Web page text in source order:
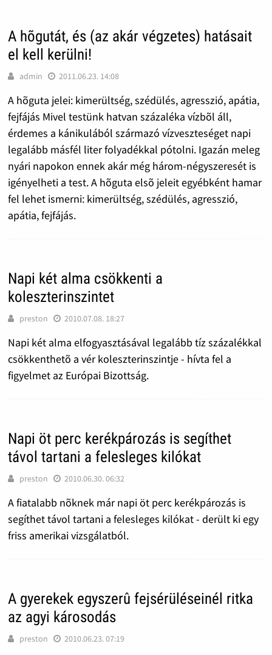
A hõgutát, és (az akár végzetes) hatásait
el kell kerülni!
admin 2011.06.23. 14:08
A hõguta jelei: kimerültség, szédülés, agresszió, apátia,
fejfájás Mivel testünk hatvan százaléka vízbõl áll,
érdemes a kánikulából származó vízveszteséget napi
legalább másfél liter folyadékkal pótolni. Igazán meleg
nyári napokon ennek akár még három-négyszeresét is
igényelheti a test. A hõguta elsõ jeleit egyébként hamar
fel lehet ismerni: kimerültség, szédülés, agresszió,
apátia, fejfájás.
Napi két alma csökkenti a
koleszterinszintet
preston 2010.07.08. 18:27
Napi két alma elfogyasztásával legalább tíz százalékkal
csökkenthetõ a vér koleszterinszintje - hívta fel a
figyelmet az Európai Bizottság.
Napi öt perc kerékpározás is segíthet
távol tartani a felesleges kilókat
preston 2010.06.30. 06:32
A fiatalabb nõknek már napi öt perc kerékpározás is
segíthet távol tartani a felesleges kilókat - derült ki egy
friss amerikai vizsgálatból.
A gyerekek egyszerû fejsérüléseinél ritka
az agyi károsodás
preston 2010.06.23. 07:19